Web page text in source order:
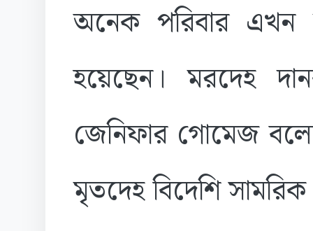
অনেক পরিবার এখন
হয়েছেন। মরদেহ
জেনিফার গোমেজ
মৃতদেহ বিদেশি সামরিক